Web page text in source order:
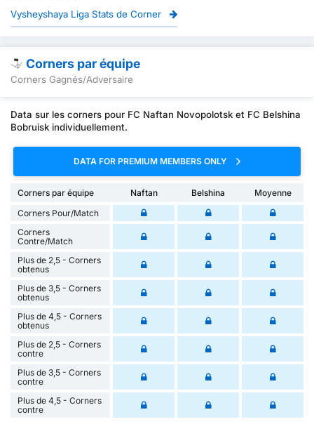
Vysheyshaya Liga Stats de Corner
Corners par équipe
Corners Gagnés/Adversaire
Data sur les corners pour FC Naftan Novopolotsk et FC Belshina
Bobruisk individuellement.
DATA FOR PREMIUM MEMBERS ONLY
Corners par équipe Naftan Belshina
Moyenne
Corners Pour/Match
Corners
Contre/Match
Plus de 2,5 - Corners
obtenus
Plus de 3,5 - Corners
obtenus
Plus de 4,5 - Corners
obtenus
Plus de 2,5 - Corners
contre
Plus de 3,5 - Corners
contre
Plus de 4,5 - Corners
contre